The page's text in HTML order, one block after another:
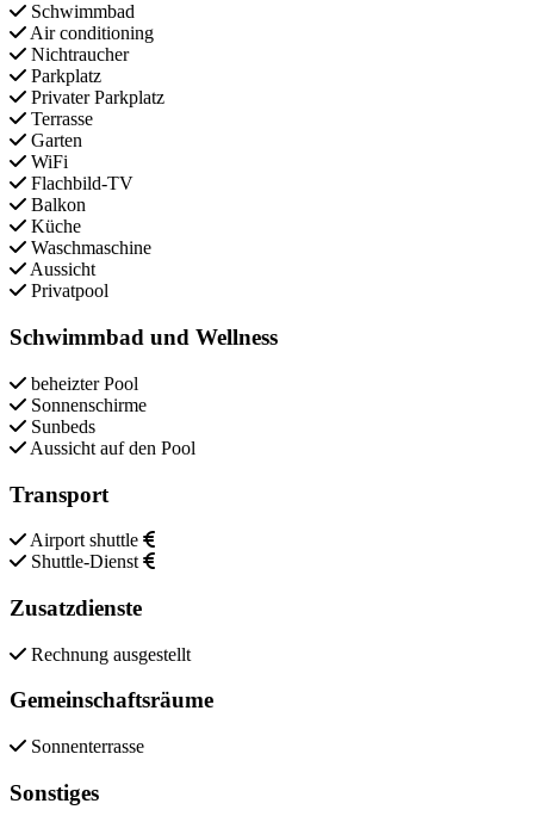
Schwimmbad
Air conditioning
Nichtraucher
Parkplatz
Privater Parkplatz
Terrasse
Garten
WiFi
Flachbild-TV
Balkon
Küche
Waschmaschine
Aussicht
Privatpool
Schwimmbad und Wellness
beheizter Pool
Sonnenschirme
Sunbeds
Aussicht auf den Pool
Transport
Airport shuttle
Shuttle-Dienst
Zusatzdienste
Rechnung ausgestellt
Gemeinschaftsräume
Sonnenterrasse
Sonstiges